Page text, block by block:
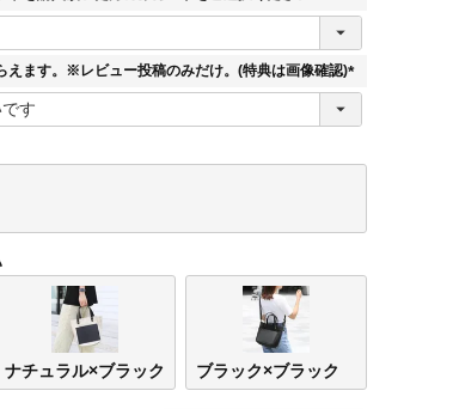
(
須
えます。※レビュー投稿のみだけ。(特典は画像確認)
(
)
ナチュラル×ブラック ブラック×ブラック